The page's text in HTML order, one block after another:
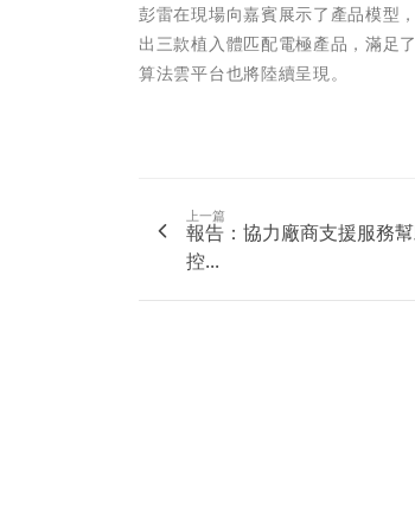
彭雷在現場向嘉賓展示了產品模型
出三款植入體匹配電極產品，滿足
算法雲平台也將陸續呈現。
上一篇
報告：協力廠商支援服務
控...